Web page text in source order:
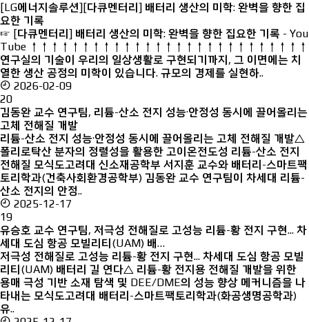
[LG에너지솔루션][다큐멘터리] 배터리 생산의 미학: 완벽을 향한 집
요한 기록
☞ [다큐멘터리] 배터리 생산의 미학: 완벽을 향한 집요한 기록 - You
Tube ↑↑↑↑↑↑↑↑↑↑↑↑↑↑↑↑↑↑↑↑↑↑↑↑↑↑↑
연구실의 기술이 우리의 일상생활로 구현되기까지, 그 이면에는 치
열한 생산 공정의 미학이 있습니다. 규모의 경제를 실현하..
2026-02-09
20
김동완 교수 연구팀, 리튬-산소 전지 성능·안정성 동시에 끌어올리는
고체 전해질 개발
리튬-산소 전지 성능·안정성 동시에 끌어올리는 고체 전해질 개발△
폴리로탁산 분자의 정렬성을 활용한 고이온전도성 리튬-산소 전지
전해질 모식도고려대 신소재공학부 서지훈 교수와 배터리-스마트팩
토리학과(건축사회환경공학부) 김동완 교수 연구팀이 차세대 리튬-
산소 전지의 안정..
2025-12-17
19
유승호 교수 연구팀, 저극성 전해질로 고성능 리튬-황 전지 구현... 차
세대 도심 항공 모빌리티(UAM) 배…
저극성 전해질로 고성능 리튬-황 전지 구현... 차세대 도심 항공 모빌
리티(UAM) 배터리 길 연다△ 리튬-황 전지용 전해질 개발을 위한
용매 극성 기반 소재 탐색 및 DEE/DME의 성능 향상 메커니즘을 나
타내는 모식도고려대 배터리-스마트팩토리학과(화공생명공학과)
유..